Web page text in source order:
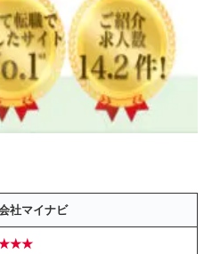
社マイナビ